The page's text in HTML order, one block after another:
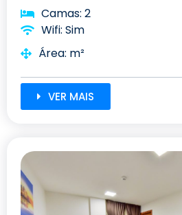
Camas: 2
Wifi: Sim
Área: m²
VER MAIS